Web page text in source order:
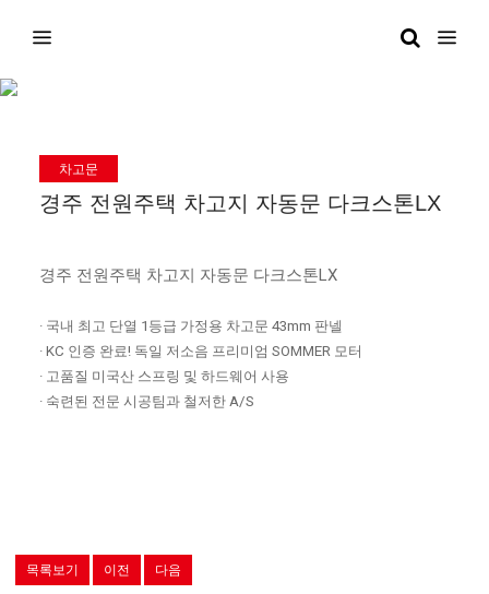
차고문
경주 전원주택 차고지 자동문 다크스톤LX
경주 전원주택 차고지 자동문 다크스톤LX
· 국내 최고 단열 1등급 가정용 차고문 43mm 판넬
· KC 인증 완료! 독일 저소음 프리미엄 SOMMER 모터
· 고품질 미국산 스프링 및 하드웨어 사용
· 숙련된 전문 시공팀과 철저한 A/S
목록보기 이전 다음